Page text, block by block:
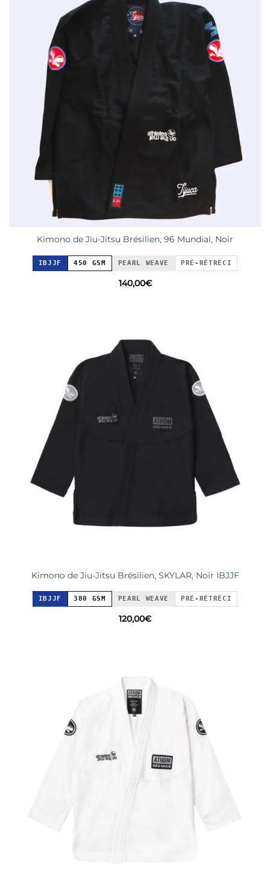
Kimono de Jiu-Jitsu Brésilien, 96 Mundial, Noir
IBJJF 450 GSM PEARL WEAVE PRÉ-RÉTRÉCI
140,00€
Kimono de Jiu-Jitsu Brésilien, SKYLAR, Noir IBJJF
IBJJF 380 GSM PEARL WEAVE PRÉ-RÉTRÉCI
120,00€